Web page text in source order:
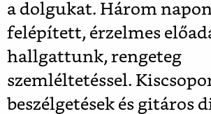
a dolgukat. Három
felépített, érzelmes
hallgattunk, rengeteg
szemléltetéssel.
beszélgetések és gitáros